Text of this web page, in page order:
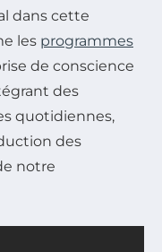
dans cette
les programmes
de conscience
des
quotidiennes,
des
notre